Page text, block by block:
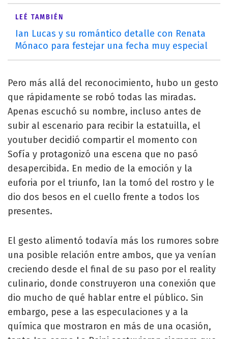
LEÉ TAMBIÉN
Ian Lucas y su romántico detalle con Renata
Mónaco para festejar una fecha muy especial
Pero más allá del reconocimiento, hubo un gesto
que rápidamente se robó todas las miradas.
Apenas escuchó su nombre, incluso antes de
subir al escenario para recibir la estatuilla, el
youtuber decidió compartir el momento con
Sofía y protagonizó una escena que no pasó
desapercibida. En medio de la emoción y la
euforia por el triunfo, Ian la tomó del rostro y le
dio dos besos en el cuello frente a todos los
presentes.
El gesto alimentó todavía más los rumores sobre
una posible relación entre ambos, que ya venían
creciendo desde el final de su paso por el reality
culinario, donde construyeron una conexión que
dio mucho de qué hablar entre el público. Sin
embargo, pese a las especulaciones y a la
química que mostraron en más de una ocasión,